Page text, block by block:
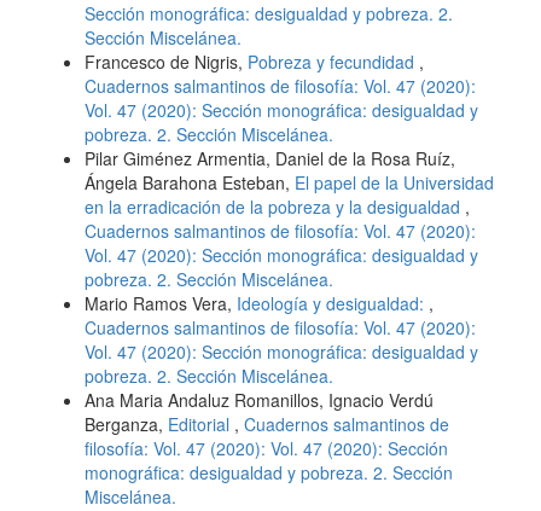
Sección monográfica: desigualdad y pobreza. 2.
Sección Miscelánea.
Francesco de Nigris, Pobreza y fecundidad ,
Cuadernos salmantinos de filosofía: Vol. 47 (2020):
Vol. 47 (2020): Sección monográfica: desigualdad y
pobreza. 2. Sección Miscelánea.
Pilar Giménez Armentia, Daniel de la Rosa Ruíz,
Ángela Barahona Esteban, El papel de la Universidad
en la erradicación de la pobreza y la desigualdad ,
Cuadernos salmantinos de filosofía: Vol. 47 (2020):
Vol. 47 (2020): Sección monográfica: desigualdad y
pobreza. 2. Sección Miscelánea.
Mario Ramos Vera, Ideología y desigualdad: ,
Cuadernos salmantinos de filosofía: Vol. 47 (2020):
Vol. 47 (2020): Sección monográfica: desigualdad y
pobreza. 2. Sección Miscelánea.
Ana Maria Andaluz Romanillos, Ignacio Verdú
Berganza, Editorial , Cuadernos salmantinos de
filosofía: Vol. 47 (2020): Vol. 47 (2020): Sección
monográfica: desigualdad y pobreza. 2. Sección
Miscelánea.